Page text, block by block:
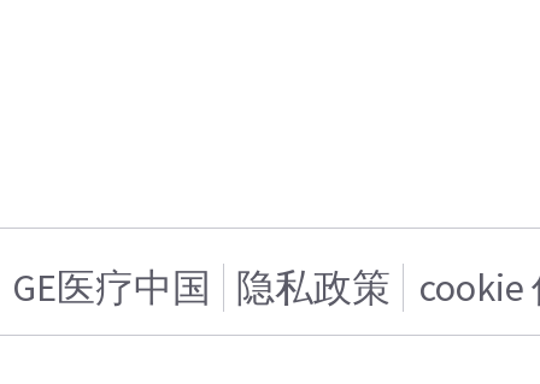
GE医疗中国 隐私政策 cookie